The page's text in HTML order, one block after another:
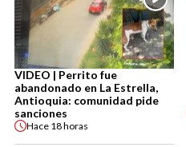
VIDEO | Perrito fue
abandonado en La Estrella,
Antioquia: comunidad pide
sanciones
Hace 18 horas